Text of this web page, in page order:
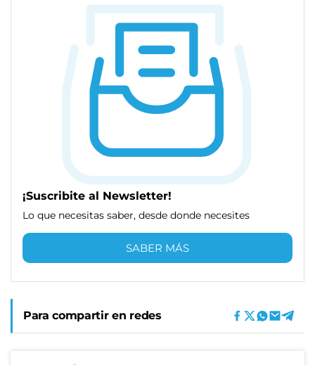
¡Suscribite al Newsletter!
Lo que necesitas saber, desde donde necesites
SABER MÁS
Para compartir en redes